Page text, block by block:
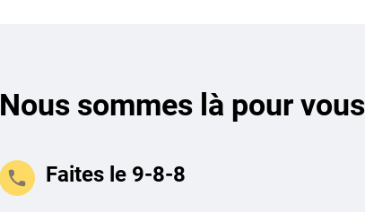
Nous sommes là pour vous
Faites le 9-8-8